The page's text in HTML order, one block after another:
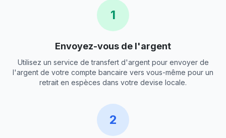
1
Envoyez-vous de l'argent
Utilisez un service de transfert d'argent pour envoyer de
l'argent de votre compte bancaire vers vous-même pour un
retrait en espèces dans votre devise locale.
2